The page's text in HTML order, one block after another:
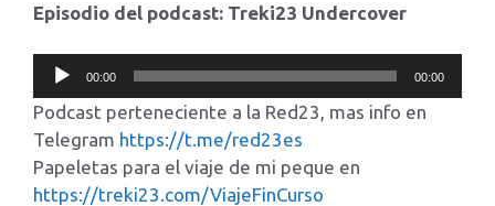
Episodio del podcast: Treki23 Undercover
Reproductor
de
audio
00:00 00:00
Podcast perteneciente a la Red23, mas info en
Telegram https://t.me/red23es
Papeletas para el viaje de mi peque en
https://treki23.com/ViajeFinCurso